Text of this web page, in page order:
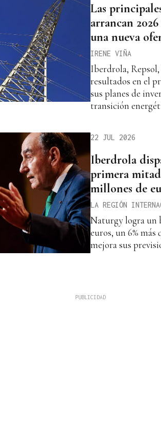
Las
arrancan
una nueva
IRENE VIÑA
Iberdrola,
resultados en el
sus planes de
transición
22 JUL 2026
Iberdrola
primera
millones de
LA REGIÓN
Naturgy logra un
euros, un 6% más
mejora sus